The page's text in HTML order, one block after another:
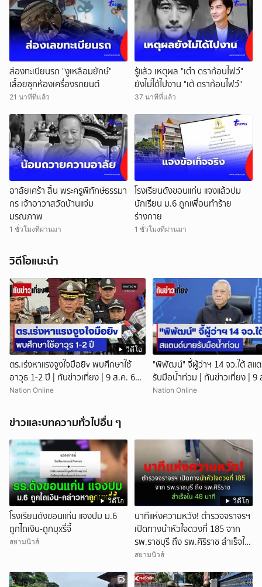
ส่องทะเบียนรถ "งูเหลือมยักษ์"
เลื้อยซุกห้องเครื่องรถยนต์
21 นาทีที่แล้ว
รู้แล้ว เหตุผล "เต๋า ดราก้อนไฟว์"
ยังไม่ได้ไปงาน "เต้ ดราก้อนไฟว์"
37 นาทีที่แล้ว
อาลัยเศร้า สิ้น พระครูพิทักษ์ธรรมา
กร เจ้าอาวาสวัดบ้านแจ่ม
มรณภาพ
1 ชั่วโมงที่ผ่านมา
โรงเรียนดังขอนแก่น แจงแล้วปม
นักเรียน ม.6 ถูกเพื่อนทำร้าย
ร่างกาย
1 ชั่วโมงที่ผ่านมา
วิดีโอแนะนำ
วิดีโอ
ตร.เร่งหาแรงจูงใจมือยิv พบศึกษาใช้
อาวุธ 1-2 ปี | ทันข่าวเที่ยง | 9 ส.ค. 69 |
NationTV22 สอบพยานแล้ว 17 ปาก
พบปัจจัยหลายด้าน ทั้งครอบครัว
โรงเรียน เพื่อน และสื่อโซเ
Nation Online
"พิพัฒน์" จี้ผู้ว่าฯ 14 จว.ใต้ สแ
รับมือน้ำท่วม | ทันข่าวเที่ยง | 9
| NationTV22
Nation Online
ข่าวและบทความทั่วไปอื่น ๆ
วิดีโอ
โรงเรียนดังขอนแก่น แจงปม ม.6
ถูกไถเงิน-ถูกบุxรี่จี้
สยามนิวส์
วิดีโอ
นาทีแห่งความหวัง! ตำรวจจราจรฯ
เปิดทางนำหัวใจดวงที่ 185 จาก
รพ.ราชบุรี ถึง รพ.ศิริราช สำเร็จใน
48 นาที
สยามนิวส์